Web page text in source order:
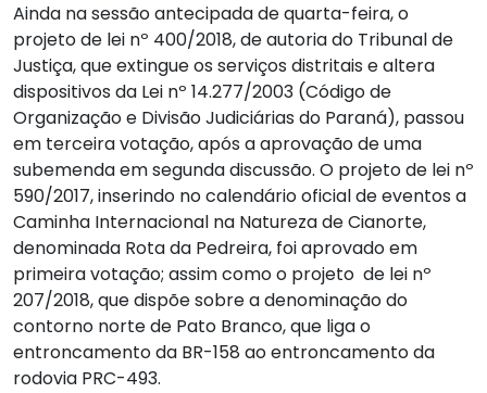
Ainda na sessão antecipada de quarta-feira, o
projeto de lei nº 400/2018, de autoria do Tribunal de
Justiça, que extingue os serviços distritais e altera
dispositivos da Lei nº 14.277/2003 (Código de
Organização e Divisão Judiciárias do Paraná), passou
em terceira votação, após a aprovação de uma
subemenda em segunda discussão. O projeto de lei nº
590/2017, inserindo no calendário oficial de eventos a
Caminha Internacional na Natureza de Cianorte,
denominada Rota da Pedreira, foi aprovado em
primeira votação; assim como o projeto de lei nº
207/2018, que dispõe sobre a denominação do
contorno norte de Pato Branco, que liga o
entroncamento da BR-158 ao entroncamento da
rodovia PRC-493.